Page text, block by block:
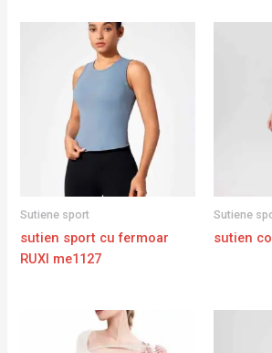
Sutiene sport
sutien sport cu fermoar
RUXI me1127
Sutiene
sutien